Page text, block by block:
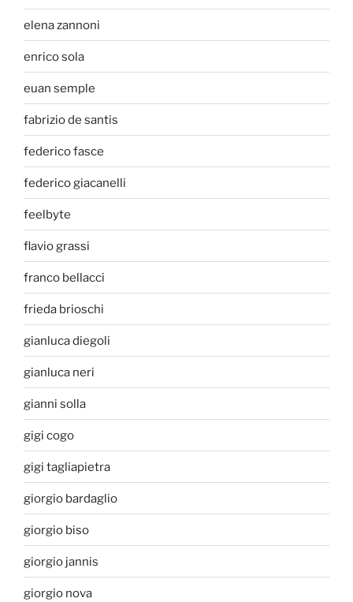
elena zannoni
enrico sola
euan semple
fabrizio de santis
federico fasce
federico giacanelli
feelbyte
flavio grassi
franco bellacci
frieda brioschi
gianluca diegoli
gianluca neri
gianni solla
gigi cogo
gigi tagliapietra
giorgio bardaglio
giorgio biso
giorgio jannis
giorgio nova